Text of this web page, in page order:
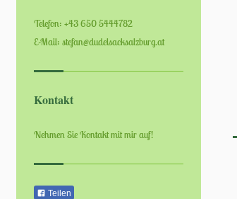
Telefon: +43 650 5444782
E-Mail: stefan@dudelsacksalzburg.at
Kontakt
Nehmen Sie Kontakt mit mir auf!
Teilen